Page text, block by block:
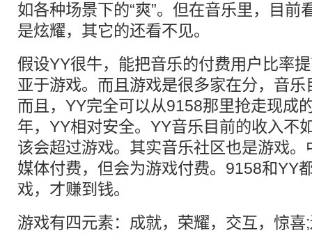
如各种场景下的“爽”。但在音乐里，目前
是炫耀，其它的还看不见。
假设YY很牛，能把音乐的付费用户比率
亚于游戏。而且游戏是很多家在分，音
而且，YY完全可以从9158那里抢走现成
年，YY相对安全。YY音乐目前的收入不
该会超过游戏。其实音乐社区也是游戏
媒体付费，但会为游戏付费。9158和YY
戏，才赚到钱。
游戏有四元素：成就，荣耀，交互，惊